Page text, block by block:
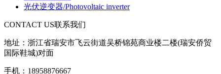
光伏逆变器/Photovoltaic inverter
CONTACT US联系我们
地址：浙江省瑞安市飞云街道吴桥锦苑商业楼二楼(瑞安侨贸
国际鞋城)对面
手机：18958876667